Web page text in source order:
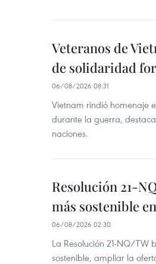
Veteranos de
de solidaridad
06/08/2026 08:31
Vietnam rindió homenaje
durante la guerra,
naciones.
Resolución 21-
más sostenible
06/08/2026 02:30
La Resolución 21-NQ/TW
sostenible, ampliar la